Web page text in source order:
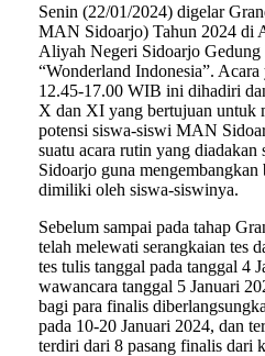
Senin (22/01/2024) digelar
MAN Sidoarjo) Tahun 2024 di
Aliyah Negeri Sidoarjo Gedung
“Wonderland Indonesia”.
12.45-17.00 WIB ini dihadiri
X dan XI yang bertujuan untuk
potensi siswa-siswi MAN
suatu acara rutin yang
Sidoarjo guna
dimiliki oleh siswa-siswinya.
Sebelum sampai pada tahap
telah melewati serangkaian tes
tes tulis tanggal pada tanggal 4
wawancara tanggal 5 Januari
bagi para finalis
pada 10-20 Januari 2024, dan
terdiri dari 8 pasang finalis dari